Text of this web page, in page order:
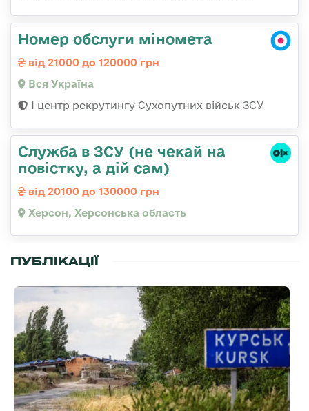
Номер обслуги міномета
від 21000 до 120000 грн
Вся Україна
1 центр рекрутингу Сухопутних військ ЗСУ
Служба в ЗСУ (не чекай на
повістку, а дій сам)
від 20100 до 130000 грн
Херсон, Херсонська область
ПУБЛІКАЦІЇ